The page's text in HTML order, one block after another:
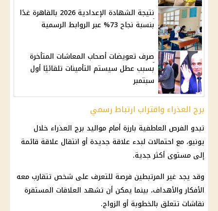
نتيجة الشهادة الإعدادية 2026 بالقاهرة غدًا
بنسبة نجاح 73% عبر الروابط الرسمية
صرف تعويضات أصحاب المعاشات المتأخرة
بسبب عطل سيستم التأمينات تلقائيًا أول
سبتمبر
برج العذراء واقتراب ارتباط رسمي
تبدو الفرص العاطفية بارزة أمام مواليد برج العذراء خلال
يونيو، مع احتمالات لبدء علاقة جديدة أو انتقال علاقة قائمة
إلى مستوى أكثر جدية.
وقد يجد غير المرتبطين فرصة للتعرف على شخص تتقارب معه
الأفكار والأهداف، بينما يمكن أن تشهد العلاقات المستقرة
نقاشات تتعلق بالخطوبة أو الزواج.